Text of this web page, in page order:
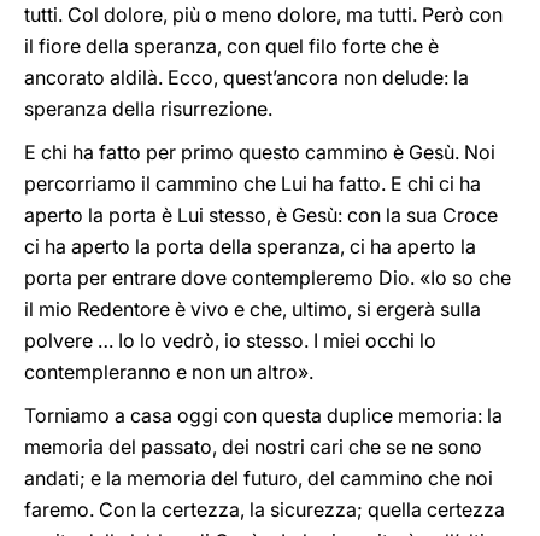
tutti. Col dolore, più o meno dolore, ma tutti. Però con
il fiore della speranza, con quel filo forte che è
ancorato aldilà. Ecco, quest’ancora non delude: la
speranza della risurrezione.
E chi ha fatto per primo questo cammino è Gesù. Noi
percorriamo il cammino che Lui ha fatto. E chi ci ha
aperto la porta è Lui stesso, è Gesù: con la sua Croce
ci ha aperto la porta della speranza, ci ha aperto la
porta per entrare dove contempleremo Dio. «Io so che
il mio Redentore è vivo e che, ultimo, si ergerà sulla
polvere … Io lo vedrò, io stesso. I miei occhi lo
contempleranno e non un altro».
Torniamo a casa oggi con questa duplice memoria: la
memoria del passato, dei nostri cari che se ne sono
andati; e la memoria del futuro, del cammino che noi
faremo. Con la certezza, la sicurezza; quella certezza